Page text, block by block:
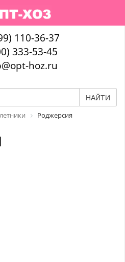
110-36-37
333-53-45
hoz.ru
НАЙТИ
Роджерсия